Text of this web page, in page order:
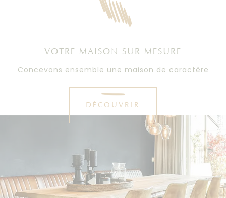
VOTRE MAISON SUR-MESURE
Concevons ensemble une maison de caractère
DÉCOUVRIR